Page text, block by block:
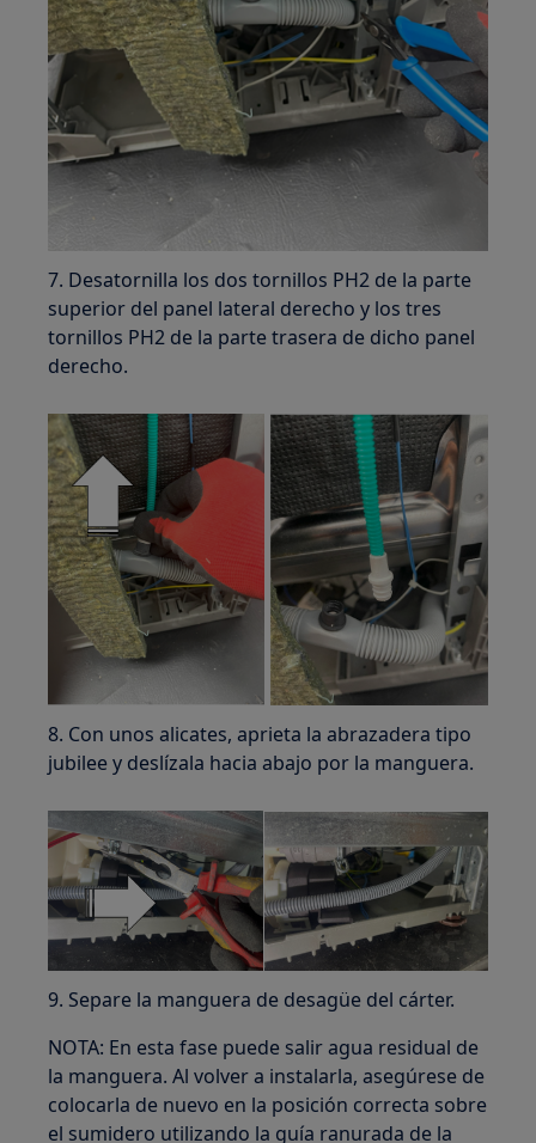
7. Desatornilla los dos tornillos PH2 de la parte
superior del panel lateral derecho y los tres
tornillos PH2 de la parte trasera de dicho panel
derecho.
8. Con unos alicates, aprieta la abrazadera tipo
jubilee y deslízala hacia abajo por la manguera.
9. Separe la manguera de desagüe del cárter.
NOTA: En esta fase puede salir agua residual de
la manguera. Al volver a instalarla, asegúrese de
colocarla de nuevo en la posición correcta sobre
el sumidero utilizando la guía ranurada de la